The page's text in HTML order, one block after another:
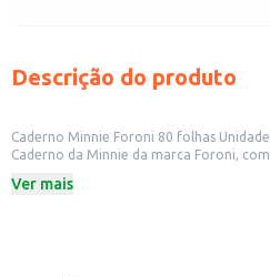
Descrição do produto
Caderno Minnie Foroni 80 folhas Unidade
Caderno da Minnie da marca Foroni,
80 folhas
Ver mais